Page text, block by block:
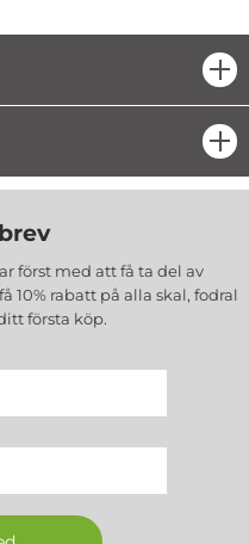
först med att få ta del av
10% rabatt på alla skal, fodral
första köp.